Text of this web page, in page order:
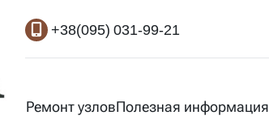
+38(095) 031-99-21
Ремонт узловПолезная информация